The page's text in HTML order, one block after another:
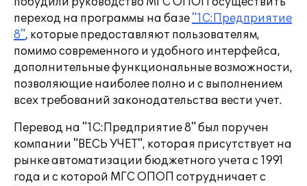
переход на программы на базе "1С:Предприятие
8", которые предоставляют пользователям,
помимо современного и удобного интерфейса,
дополнительные функциональные возможности,
позволяющие наиболее полно и с выполнением
всех требований законодательства вести учет.
Перевод на "1С:Предприятие 8" был поручен
компании "ВЕСЬ УЧЕТ", которая присутствует на
рынке автоматизации бюджетного учета с 1991
года и с которой МГС ОПОП сотрудничает с